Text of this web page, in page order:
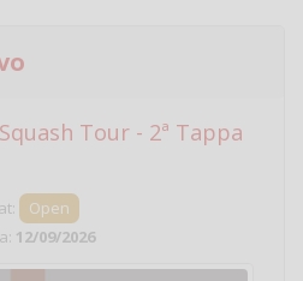
Tour - 2ª Tappa
Open
12/09/2026